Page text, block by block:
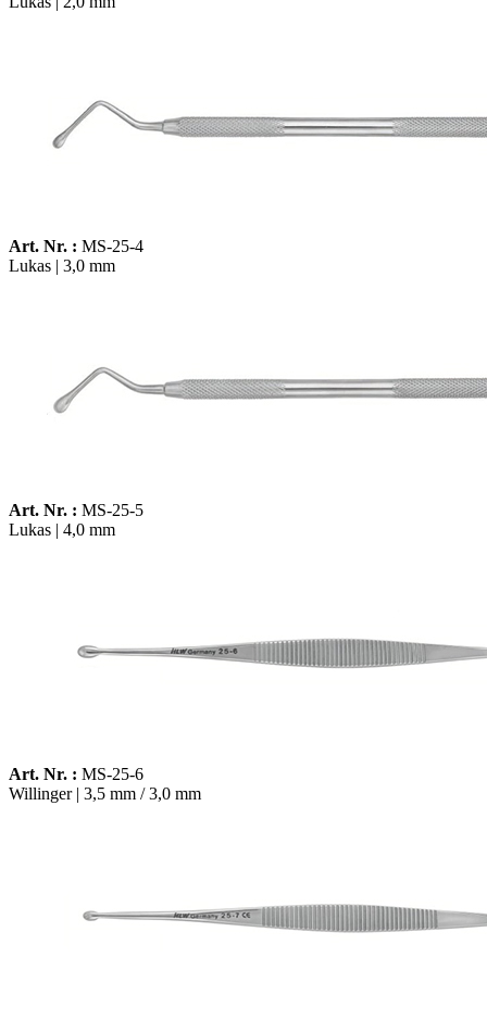
Art. Nr. : MS-25-4
Lukas | 3,0 mm
Art. Nr. : MS-25-5
Lukas | 4,0 mm
Art. Nr. : MS-25-6
Willinger | 3,5 mm / 3,0 mm